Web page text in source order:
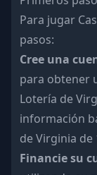
Para jugar
pasos:
Cree una
para obtener
Lotería de
información
de Virginia de
Financie su